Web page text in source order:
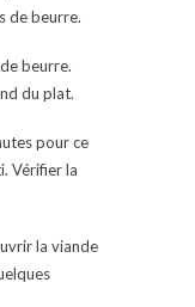
de beurre.
beurre.
du plat.
pour ce
Vérifier la
la viande